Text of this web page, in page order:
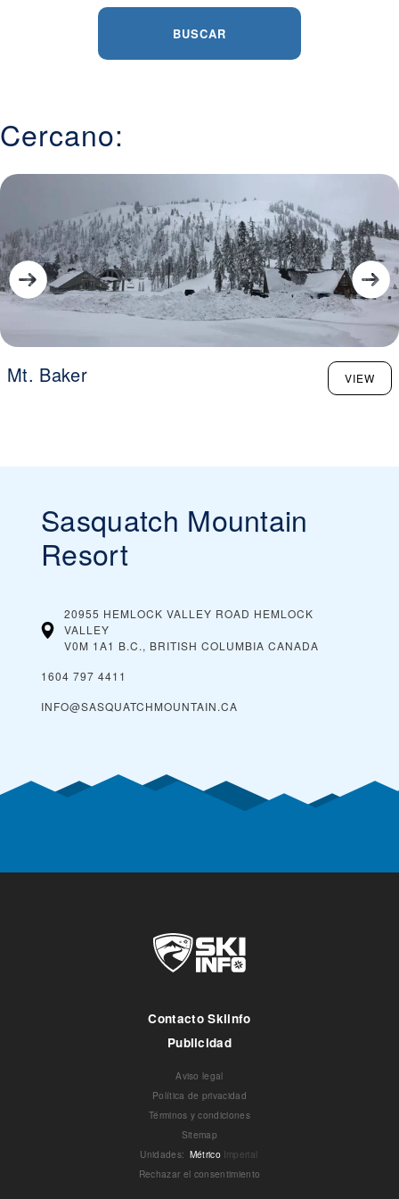
BUSCAR
Cercano:
Mt. Baker VIEW
Sasquatch Mountain
Resort
20955 HEMLOCK VALLEY ROAD HEMLOCK
VALLEY
V0M 1A1 B.C., BRITISH COLUMBIA CANADA
1604 797 4411
INFO@SASQUATCHMOUNTAIN.CA
Contacto Skiinfo
Publicidad
Aviso legal
Política de privacidad
Términos y condiciones
Sitemap
Unidades: Métrico Imperial
Rechazar el consentimiento